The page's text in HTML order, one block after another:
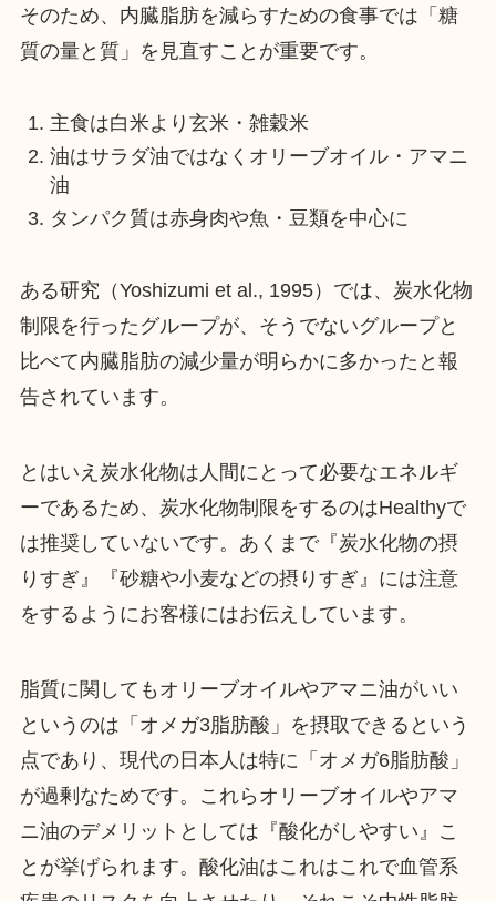
そのため、内臓脂肪を減らすための食事では「糖
質の量と質」を見直すことが重要です。
主食は白米より玄米・雑穀米
油はサラダ油ではなくオリーブオイル・アマニ
油
タンパク質は赤身肉や魚・豆類を中心に
ある研究（Yoshizumi et al., 1995）では、炭水化物
制限を行ったグループが、そうでないグループと
比べて内臓脂肪の減少量が明らかに多かったと報
告されています。
とはいえ炭水化物は人間にとって必要なエネルギ
ーであるため、炭水化物制限をするのはHealthyで
は推奨していないです。あくまで『炭水化物の摂
りすぎ』『砂糖や小麦などの摂りすぎ』には注意
をするようにお客様にはお伝えしています。
脂質に関してもオリーブオイルやアマニ油がいい
というのは「オメガ3脂肪酸」を摂取できるという
点であり、現代の日本人は特に「オメガ6脂肪酸」
が過剰なためです。これらオリーブオイルやアマ
ニ油のデメリットとしては『酸化がしやすい』こ
とが挙げられます。酸化油はこれはこれで血管系